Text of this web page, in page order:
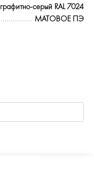
графитно-серый RAL 7024
МАТОВОЕ ПЭ